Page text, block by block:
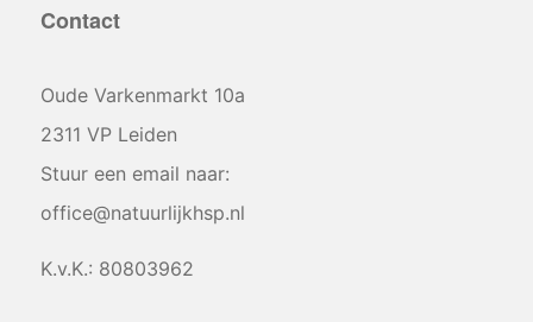
Contact
Oude Varkenmarkt 10a
2311 VP Leiden
Stuur een email naar:
office@natuurlijkhsp.nl
K.v.K.: 80803962